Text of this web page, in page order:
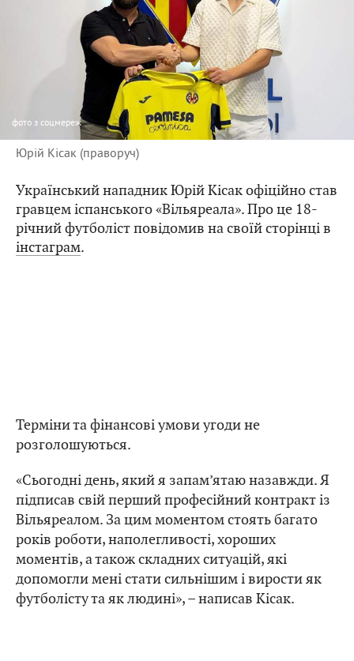
фото з соцмереж
Юрій Кісак (праворуч)
Український нападник Юрій Кісак офіційно став
гравцем іспанського «Вільяреала». Про це 18-
річний футболіст повідомив на своїй сторінці в
інстаграм.
Терміни та фінансові умови угоди не
розголошуються.
«Сьогодні день, який я запам’ятаю назавжди. Я
підписав свій перший професійний контракт із
Вільяреалом. За цим моментом стоять багато
років роботи, наполегливості, хороших
моментів, а також складних ситуацій, які
допомогли мені стати сильнішим і вирости як
футболісту та як людині», – написав Кісак.